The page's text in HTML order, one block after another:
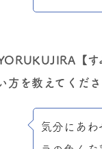
【す
方を教えてくださ
気分にあわ